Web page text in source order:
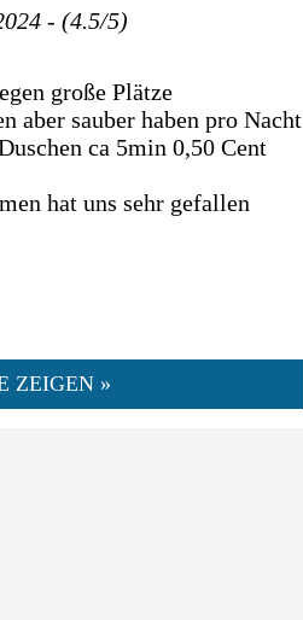
- (4.5/5)
große Plätze
aber sauber haben pro Nacht
ca 5min 0,50 Cent
hat uns sehr gefallen
ZEIGEN »